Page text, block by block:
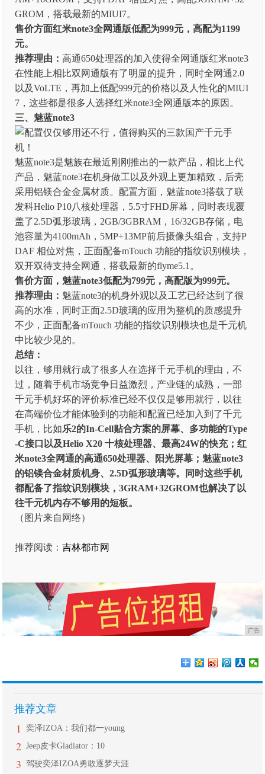
GROM，搭载最新的MIUI7。
售价方面红米note3全网通版低配为999元，高配为1199
元。
推荐理由：高通650处理器的加入使得全网通版红米note3
在性能上相比双网通版有了明显的提升，同时全网通2.0
以及VoLTE，再加上低配999元的价格以及人性化的MIUI
7，这些都是很多人选择红米note3全网通版本的原因。
三、魅蓝note3
魅蓝note3是魅族在最近刚刚推出的一款产品，相比上代
产品，魅蓝note3在机身做工以及外观上更加精致，后壳
采用铝镁合金金属材质。配置方面，魅蓝note3搭载了联
发科Helio P10八核处理器，5.5寸FHD屏幕，同时表现覆
盖了2.5D弧形玻璃，2GB/3GBRAM，16/32GB存储，电
池容量为4100mAh，5MP+13MP前后摄像头组合，支持P
DAF 相位对焦，正面配备mTouch 功能的指纹识别模块，
双开双待支持全网通，搭载最新的flyme5.1。
售价方面，魅蓝note3低配为799元，高配版为999元。
推荐理由： 魅蓝note3的机身外观以及工艺已经达到了很
高的水准，同时正面2.5D玻璃的应用为整机的质感提升
不少，正面配备mTouch 功能的指纹识别模块也是千元机
中比较少见的。
总结：
以往，够用就行成了很多人在选择千元手机的理由，不
过，随着手机市场竞争日益激烈，产业链的成熟，一部
千元手机好坏的评价标准已经不仅仅是够用就行，以往
在高端价位才能体验到的功能和配置已经加入到了千元
手机，比如乐2的In-Cell贴合方案的屏幕、多功能的Type
-C接口以及Helio X20 十核处理器、最高24W的快充；红
米note3全网通的高通650处理器、阳光屏幕；魅蓝note3
的铝镁合金材质机身、2.5D弧形玻璃等。同时这些手机
都配备了指纹识别模块，3GRAM+32GROM也解决了以
往千元机内存不够用的短板。
（图片来自网络）
推荐阅读：吉林都市网
广告
推荐文章
1 奕泽IZOA：我们都一young
2 Jeep皮卡Gladiator：10
3 驾驶奕泽IZOA勇敢逐梦天涯